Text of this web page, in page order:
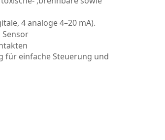
4 analoge 4–20 mA).
für einfache Steuerung und